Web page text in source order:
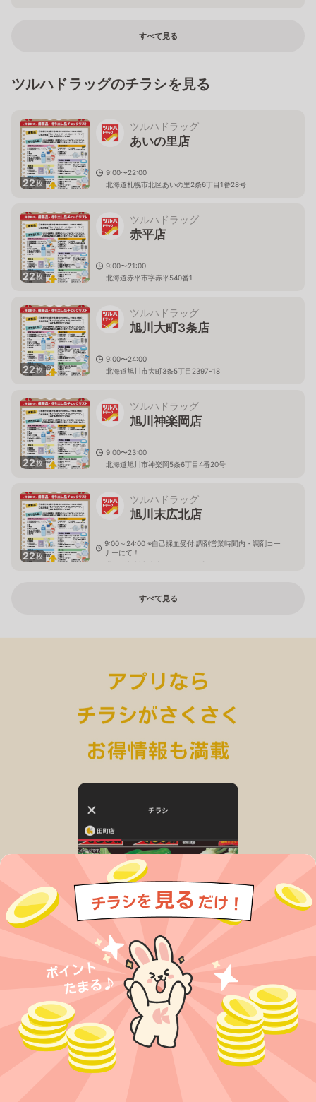
すべて見る
ツルハドラッグのチラシを見る
22枚
ツルハドラッグ
あいの里店
9:00〜22:00
北海道札幌市北区あいの里2条6丁目1番28号
22枚
ツルハドラッグ
赤平店
9:00〜21:00
北海道赤平市字赤平540番1
22枚
ツルハドラッグ
旭川大町3条店
9:00〜24:00
北海道旭川市大町3条5丁目2397-18
22枚
ツルハドラッグ
旭川神楽岡店
9:00〜23:00
北海道旭川市神楽岡5条6丁目4番20号
22枚
ツルハドラッグ
旭川末広北店
9:00～24:00 ※自己採血受付:調剤営業時間内・調剤コー
ナーにて！
北海道旭川市末広1条10丁目1番20号
すべて見る